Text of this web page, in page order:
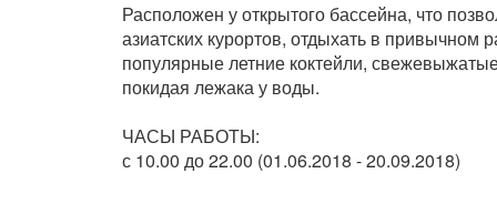
Расположен у открытого бассейна, что
азиатских курортов, отдыхать в
популярные летние коктейли,
покидая лежака у воды.
ЧАСЫ РАБОТЫ:
с 10.00 до 22.00 (01.06.2018 - 20.09.2018)